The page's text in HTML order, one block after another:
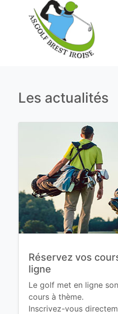
Les actualités
Réservez vos
ligne
Le golf met en ligne
cours à thème.
Inscrivez-vous